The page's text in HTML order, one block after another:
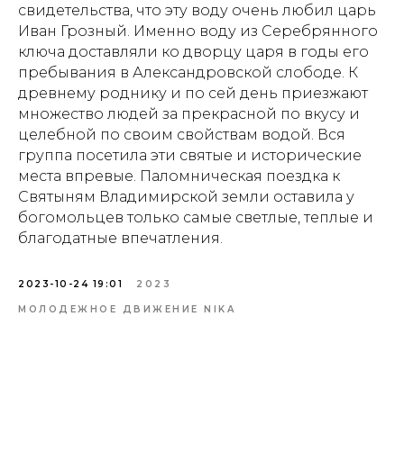
свидетельства, что эту воду очень любил царь
Иван Грозный. Именно воду из Серебрянного
ключа доставляли ко дворцу царя в годы его
пребывания в Александровской слободе. К
древнему роднику и по сей день приезжают
множество людей за прекрасной по вкусу и
целебной по своим свойствам водой. Вся
группа посетила эти святые и исторические
места впревые. Паломническая поездка к
Святыням Владимирской земли оставила у
богомольцев только самые светлые, теплые и
благодатные впечатления.
2023-10-24 19:01 2023
МОЛОДЕЖНОЕ ДВИЖЕНИЕ NIKA